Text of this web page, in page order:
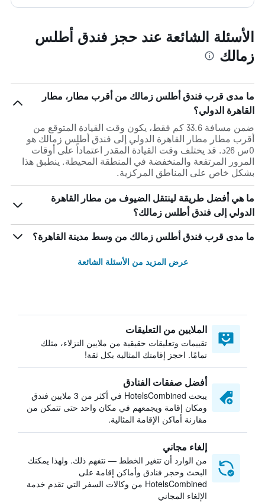
الأسئلة الشائعة عند حجز فندق أطلس
زمالك
ما مدى قرب فندق أطلس زمالك من أقرب مطار، مطار
القاهرة الدولي؟
ضمن مسافة 33.6 كم فقط، يكون وقت القيادة المتوقع من
أقرب مطار مطار القاهرة الدولي إلى فندق أطلس زمالك هو
0س 26د. قد يختلف وقت القيادة المقدر اعتماداً على أوقات
المرور المرتفعة والمنخفضة في المنطقة المحيطة. ينطبق هذا
بشكل خاص على المناطق المركزية.
ما هي أفضل طريقة لينتقل الضيوف من مطار القاهرة
الدولي إلى فندق أطلس زمالك؟
ما مدى قرب فندق أطلس زمالك من وسط مدينة القاهرة؟
عرض المزيد من الأسئلة الشائعة
الملايين من التعليقات
تقييمات وتعليقات حقيقية من ملايين النزلاء، مثلك
تمامًا. احجز إقامتك المثالية بكل ثقة!
أفضل صفقات الفنادق
يبحث HotelsCombined في أكثر من 3 ملايين فندق
ومكان إقامة ويجمعهم في مكان واحد حتى تتمكن من
مقارنة أماكن الإقامة المثالية.
إلغاء مجاني
من الوارد أن تتغير الخطط — نتفهم ذلك. ولهذا يمكنك
البحث وحجز فنادق وأماكن إقامة على
HotelsCombined من وكالات السفر التي تقدم خدمة
الإلغاء المجاني